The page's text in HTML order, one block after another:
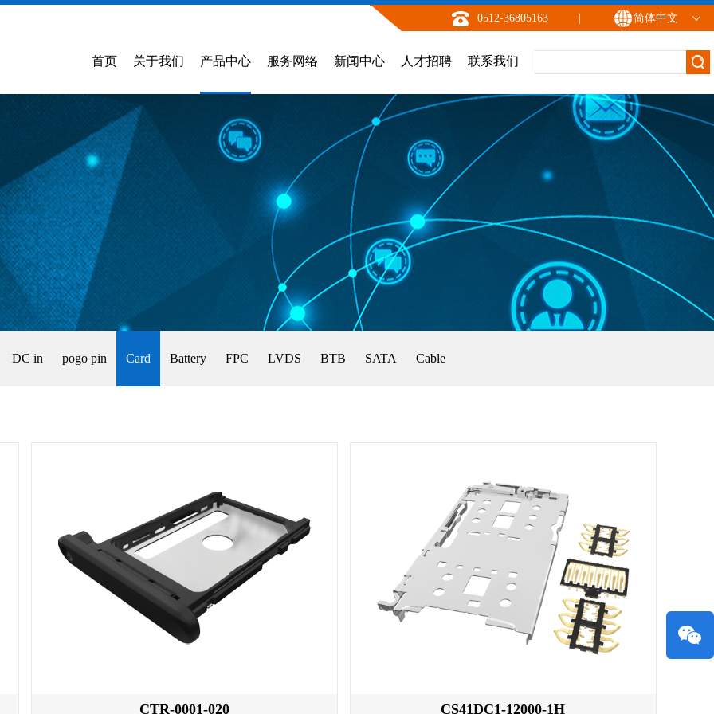
0512-36805163 简体中文
首页 关于我们 产品中心 服务网络 新闻中心 人才招聘 联系我们
DC in pogo pin Card Battery FPC LVDS BTB SATA Cable
CTR-0001-020 CS41DC1-12000-1H